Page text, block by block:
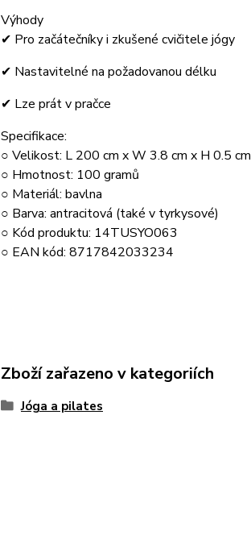
Výhody
✔ Pro začátečníky i zkušené cvičitele jógy
✔ Nastavitelné na požadovanou délku
✔ Lze prát v pračce
Specifikace:
○ Velikost: L 200 cm x W 3.8 cm x H 0.5 cm
○ Hmotnost: 100 gramů
○ Materiál: bavlna
○ Barva: antracitová (také v tyrkysové)
○ Kód produktu: 14TUSYO063
○ EAN kód: 8717842033234
Zboží zařazeno v kategoriích
Jóga a pilates